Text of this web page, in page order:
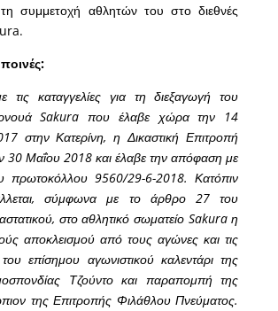
συμμετοχή αθλητών του στο διεθνές
τις καταγγελίες για τη διεξαγωγή του
Sakura που έλαβε χώρα την 14
στην Κατερίνη, η Δικαστική Επιτροπή
30 Μαΐου 2018 και έλαβε την απόφαση με
πρωτοκόλλου 9560/29-6-2018. Κατόπιν
σύμφωνα με το άρθρο 27 του
στο αθλητικό σωματείο Sakura η
αποκλεισμού από τους αγώνες και τις
επίσημου αγωνιστικού καλεντάρι της
Τζούντο και παραπομπή της
της Επιτροπής Φιλάθλου Πνεύματος.